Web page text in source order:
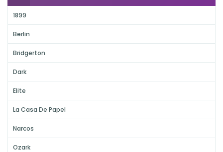
1899
Berlin
Bridgerton
Dark
Elite
La Casa De Papel
Narcos
Ozark